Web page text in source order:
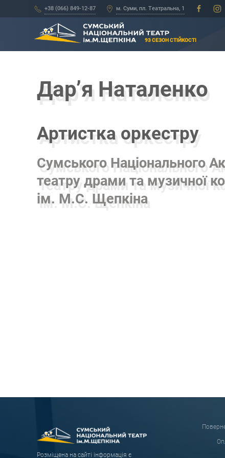
+38 (066) 849-12-87 м. Суми, пл. Театральна, 1
93 СЕЗОН СТІЙКОСТІ
Дар’я Наталенко
Артистка оркестру
Сумського Національного
театру драми та музичної
ім. М.С. Щепкіна
Розміщена на сайті інформація є